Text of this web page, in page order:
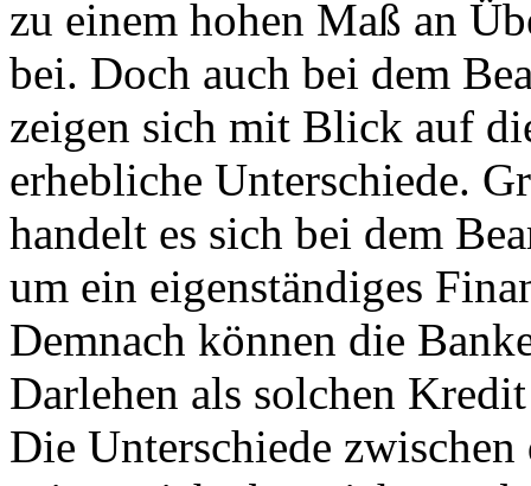
zu einem hohen Maß an
bei. Doch auch bei dem
zeigen sich mit Blick auf
erhebliche Unterschiede.
handelt es sich bei dem
um ein eigenständiges
Demnach können die
Darlehen als solchen
Die Unterschiede zwischen